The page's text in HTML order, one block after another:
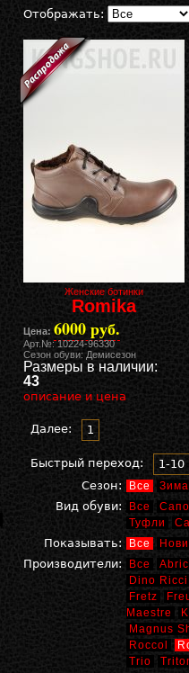
Отображать:
Женские ботинки
Romika
Цена: 6000 руб.
Арт.№: 10224-96330
Сезон обуви: Демисезон
Размеры в наличии:
43
описание и цена
Далее: 1
Быстрый переход:
1-10
Сезон:
Все Зима
Вид обуви: Все
Туфли
Показывать: Все
Производители: Все
Dino Ricci
Fretz
Maestre
Magnus
Roccol
Trio